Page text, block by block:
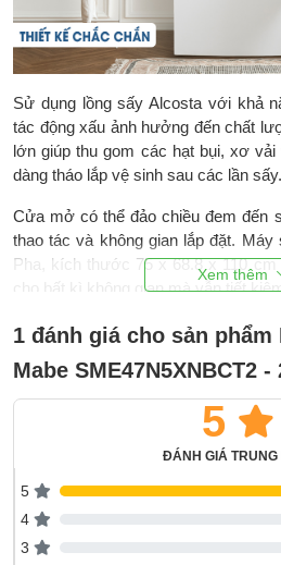
Sử dụng lồng sấy Alcosta với khả
tác động xấu ảnh hưởng đến chất
lớn giúp thu gom các hạt bụi, xơ
dàng tháo lắp vệ sinh sau các lần sấy.
Cửa mở có thể đảo chiều đem đến
thao tác và không gian lắp đặt. Máy
Pha, kích thước 75 x 68.8 x 110 cm
cho bất kì không gian mà vẫn tiết
Công nghệ sấy thông hơi
Máy sấy công nghiệp Mabe 20 kg
công nghệ sấy thông hơi dựa trên
của luồng không khí nóng và ẩm
sẽ tuần hoàn khép kín và thoát ra
gió để loại bỏ độ ẩm từ quần áo
1 đánh giá cho sản phẩm
Mabe SME47N5XNBCT2 -
5
ĐÁNH GIÁ TRUNG
5
4
3